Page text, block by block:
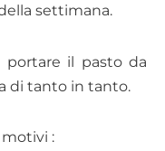
settimana.
portare il pasto da
di tanto in tanto.
: